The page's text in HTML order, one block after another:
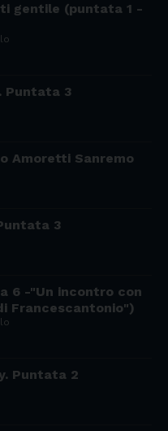
gentile (puntata 1 -
Puntata 3
Amoretti Sanremo
3
6 -"Un incontro con
Francescantonio")
Puntata 2